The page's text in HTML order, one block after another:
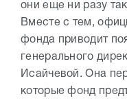
они еще ни разу
Вместе с тем,
фонда приводит
генерального
Исайчевой. Она
которые фонд